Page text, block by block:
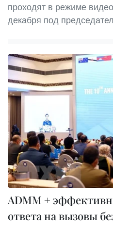
проходят в режиме
декабря под
ADMM +
ответа на вызовы